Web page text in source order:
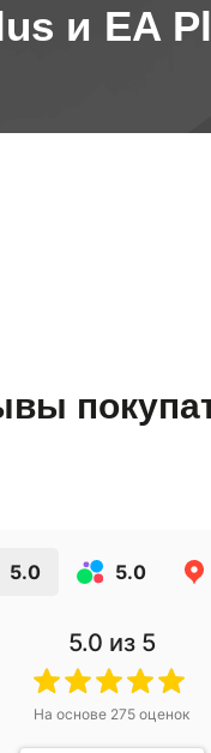
и EA
5.0 5.0
5.0 из 5
На основе 275 оценок